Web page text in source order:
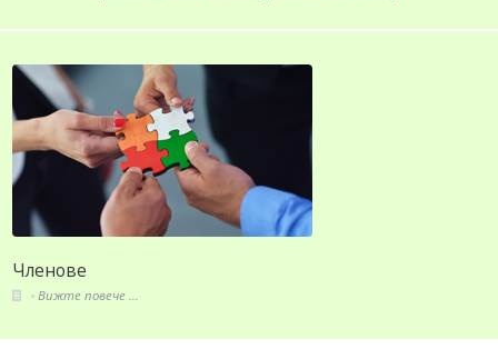
Членове
Вижте повече ...